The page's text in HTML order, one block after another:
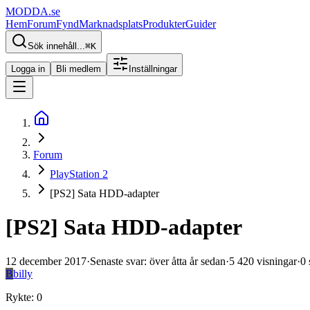
MODDA.se
HemForumFyndMarknadsplatsProdukterGuider
Sök innehåll...⌘K
Logga in Bli medlem Inställningar
Forum
PlayStation 2
[PS2] Sata HDD-adapter
[PS2] Sata HDD-adapter
12 december 2017·Senaste svar: över åtta år sedan·5 420 visningar·0
Bbilly
Rykte: 0